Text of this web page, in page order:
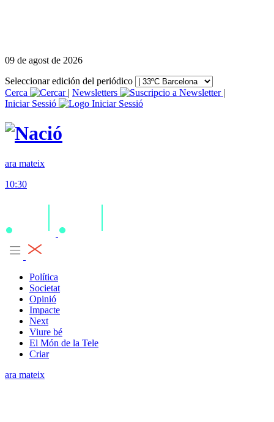
09 de agost de 2026
Seleccionar edición del periódico
Cerca
| Newsletters
|
Iniciar Sessió
ara mateix
10:30
Política
Societat
Opinió
Impacte
Next
Viure bé
El Món de la Tele
Criar
ara mateix